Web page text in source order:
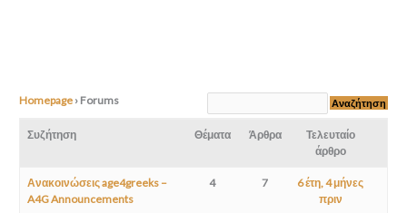
Homepage › Forums
Συζήτηση Θέματα Άρθρα
Τελευταίο
άρθρο
Ανακοινώσεις age4greeks –
A4G Announcements
4 7
6 έτη, 4 μήνες
πριν